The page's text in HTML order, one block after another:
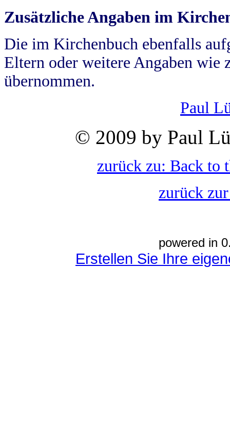
Zusätzliche Angaben im
Die im Kirchenbuch ebenfalls
Eltern oder weitere Angaben wie
übernommen.
Paul
© 2009 by Paul
zurück zu: Back to
zurück
powered in
Erstellen Sie Ihre